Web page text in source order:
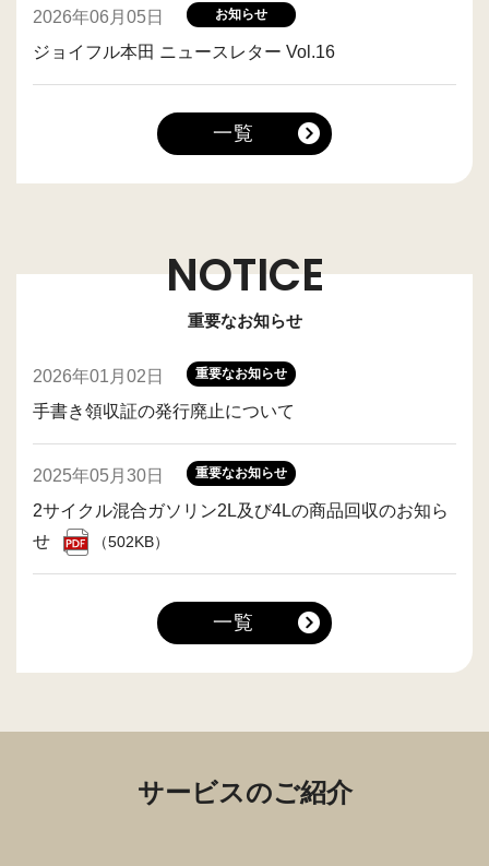
一覧
2026年06月05日 お知らせ
ジョイフル本田 ニュースレター Vol.16
NOTICE
重要なお知らせ
一覧
2026年01月02日 重要なお知らせ
手書き領収証の発行廃止について
2025年05月30日 重要なお知らせ
2サイクル混合ガソリン2L及び4Lの商品回収のお知ら
せ
（502KB）
サービスのご紹介